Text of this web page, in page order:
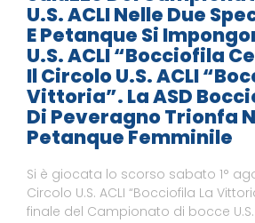
U.S. ACLI Nelle Due
E Petanque Si
U.S. ACLI “Bocciofila
Il Circolo U.S. ACLI
Vittoria”. La ASD
Di Peveragno Trionfa
Petanque Femminile
Si è giocata lo scorso sabato 1°
Circolo U.S. ACLI “Bocciofila La
finale del Campionato di bocce U.S.